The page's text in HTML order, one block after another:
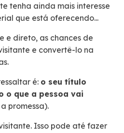
tenha ainda mais interesse
que está oferecendo...
e direto, as chances de
e convertê-lo na
é: o seu título
o que a pessoa vai
promessa).
Isso pode até fazer